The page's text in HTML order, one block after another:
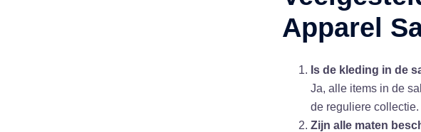
Apparel
Is de kleding in de
Ja, alle items in de
de reguliere collectie.
Zijn alle maten